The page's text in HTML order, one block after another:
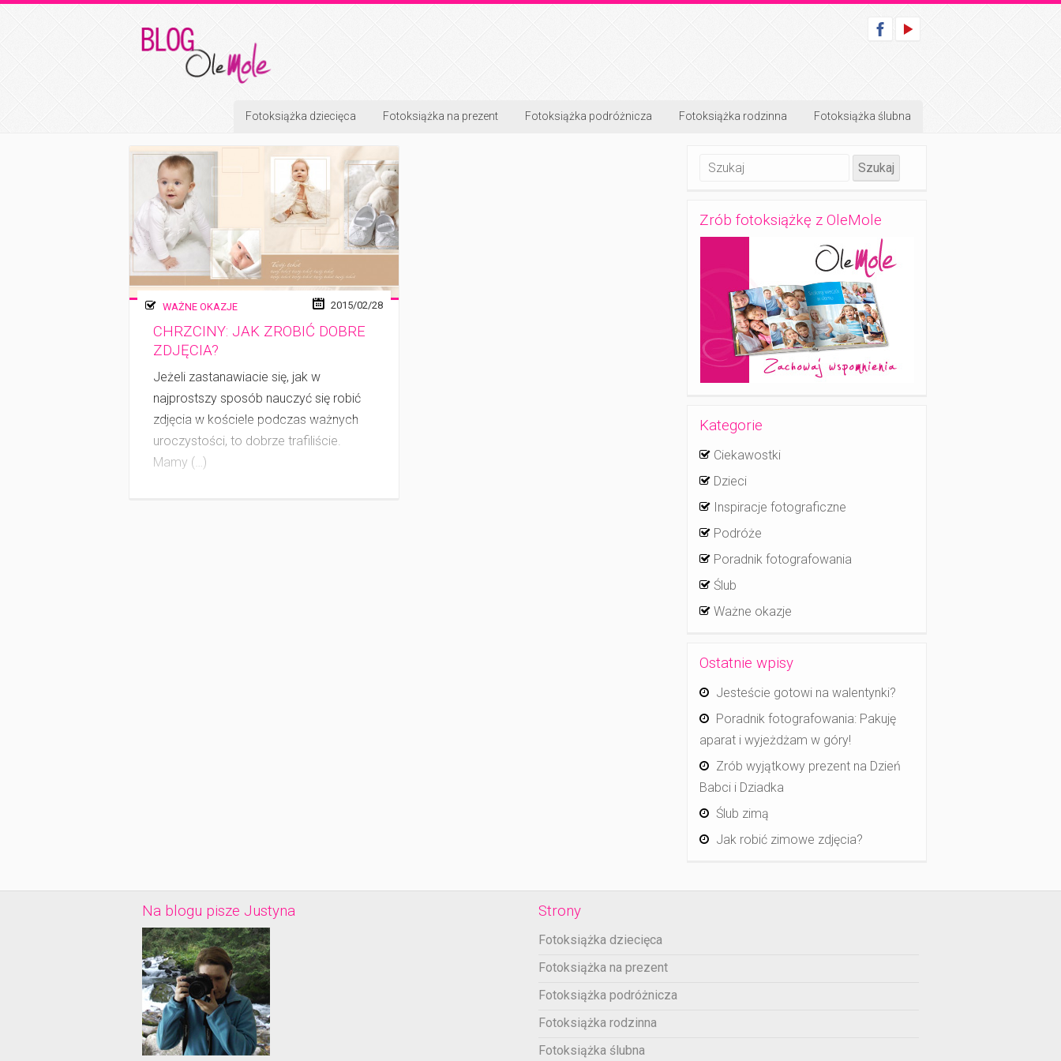
Fotoksiążka dziecięca Fotoksiążka na prezent Fotoksiążka podróżnicza Fotoksiążka rodzinna Fotoksiążka ślubna
WAŻNE OKAZJE 2015/02/28
CHRZCINY: JAK ZROBIĆ DOBRE
ZDJĘCIA?
Jeżeli zastanawiacie się, jak w
najprostszy sposób nauczyć się robić
zdjęcia w koś­ciele podczas ważnych
uroczystości, to dobrze trafiliście.
Mamy (…)
Zrób fotoksiążkę z OleMole
Kategorie
Ciekawostki
Dzieci
Inspiracje fotograficzne
Podróże
Poradnik fotografowania
Ślub
Ważne okazje
Ostatnie wpisy
Jesteście gotowi na walentynki?
Poradnik fotografowania: Pakuję
aparat i wyjeżdżam w góry!
Zrób wyjątkowy prezent na Dzień
Babci i Dziadka
Ślub zimą
Jak robić zimowe zdjęcia?
Na blogu pisze Justyna Strony
Fotoksiążka dziecięca
Fotoksiążka na prezent
Fotoksiążka podróżnicza
Fotoksiążka rodzinna
Fotoksiążka ślubna